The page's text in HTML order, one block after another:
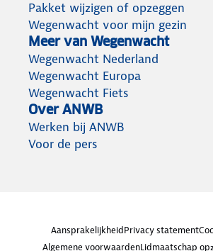
Pakket wijzigen of opzeggen
Wegenwacht voor mijn gezin
Meer van Wegenwacht
Wegenwacht Nederland
Wegenwacht Europa
Wegenwacht Fiets
Over ANWB
Werken bij ANWB
Voor de pers
AansprakelijkheidPrivacy statement
Algemene voorwaardenLidmaatschap